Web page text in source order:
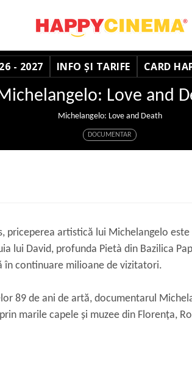
- 2027 INFO ȘI TARIFE CARD
Love and
Michelangelo: Love and Death
DOCUMENTAR
priceperea artistică lui Michelangelo
lui David, profunda Pietà din Bazilica
în continuare milioane de vizitatori.
89 de ani de artă, documentarul
marile capele și muzee din Florența,